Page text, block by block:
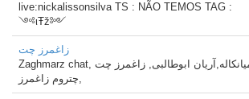
live:nickalissonsilva TS : NÃO TEMOS TAG :
༺ιŦž༻
زاغمرز چت
Zaghmarz chat, میانکاله,آریان ابوطالبی, زاغمرز چت
,چتروم زاغمرز